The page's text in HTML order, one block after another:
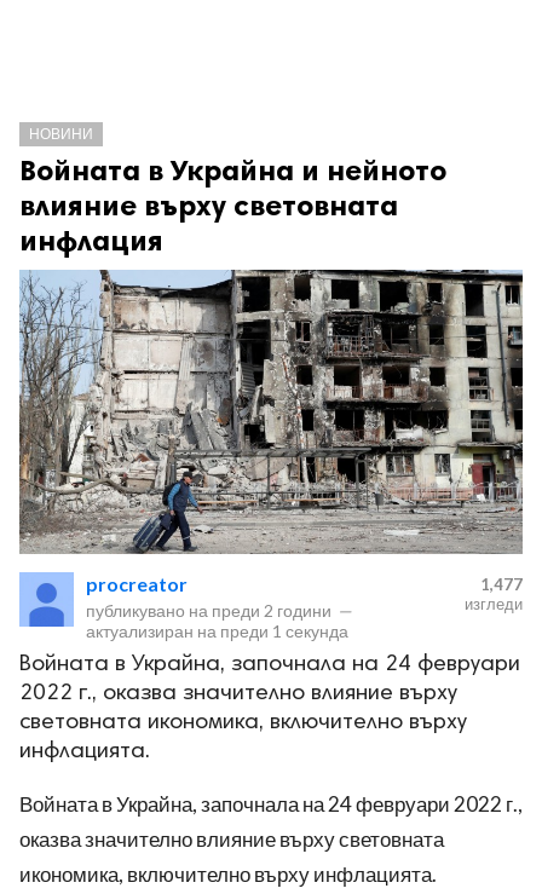
НОВИНИ
Войната в Украйна и нейното
влияние върху световната
инфлация
procreator
публикувано на преди 2 години —
актуализиран на преди 1 секунда
1,477
изгледи
Войната в Украйна, започнала на 24 февруари
2022 г., оказва значително влияние върху
световната икономика, включително върху
инфлацията.
Войната в Украйна, започнала на 24 февруари 2022 г.,
оказва значително влияние върху световната
икономика, включително върху инфлацията.